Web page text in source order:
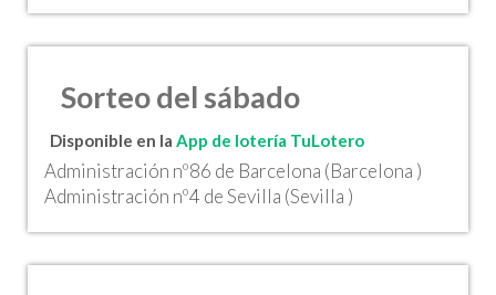
Sorteo del sábado
Disponible en la App de lotería TuLotero
Administración nº86 de Barcelona (Barcelona )
Administración nº4 de Sevilla (Sevilla )